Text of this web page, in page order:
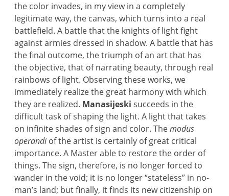
the color invades, in my view in a completely
legitimate way, the canvas, which turns into a real
battlefield. A battle that the knights of light fight
against armies dressed in shadow. A battle that has
the final outcome, the triumph of an art that has
the objective, that of narrating beauty, through real
rainbows of light. Observing these works, we
immediately realize the great harmony with which
they are realized. Manasijeski succeeds in the
difficult task of shaping the light. A light that takes
on infinite shades of sign and color. Themodus
operandiof the artist is certainly of great critical
importance. A Master able to restore the order of
things. The sign, therefore, is no longer forced to
wander in the void; it is no longer “stateless” in no-
man’s land; but finally, it finds its new citizenship on